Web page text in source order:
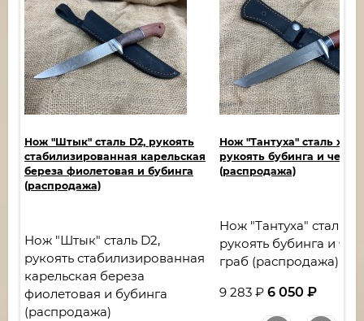
Нож "Штык" сталь D2, рукоять
стабилизированная карельская
береза фиолетовая и бубинга
(распродажа)
Нож "Штык" сталь D2,
рукоять стабилизированная
карельская береза
фиолетовая и бубинга
(распродажа)
Нож "Тантуха" сталь
рукоять бубинга и
(распродажа)
Нож "Тантуха" сталь
рукоять бубинга и
граб (распродажа)
9 283 ₽ 6 050 ₽